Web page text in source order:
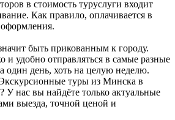
в стоимость туруслуги входит
Как правило, оплачивается в
быть прикованным к городу.
и удобно отправляться в самые разные
один день, хоть на целую неделю.
туры из Минска в
У нас вы найдёте только актуальные
выезда, точной ценой и